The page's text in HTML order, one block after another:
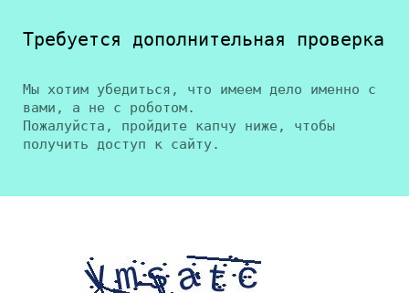
Требуется дополнительная проверка
Мы хотим убедиться, что имеем дело именно с
вами, а не с роботом.
Пожалуйста, пройдите капчу ниже, чтобы
получить доступ к сайту.